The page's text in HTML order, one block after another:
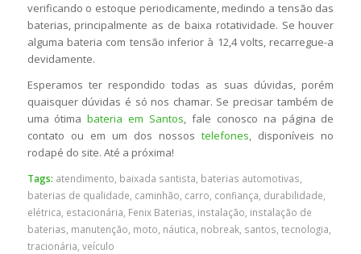
verificando o estoque periodicamente, medindo a tensão das
baterias, principalmente as de baixa rotatividade. Se houver
alguma bateria com tensão inferior à 12,4 volts, recarregue-a
devidamente.
Esperamos ter respondido todas as suas dúvidas, porém
quaisquer dúvidas é só nos chamar. Se precisar também de
uma ótimabateria em Santos, fale conosco na página de
contato ou em um dos nossostelefones, disponíveis no
rodapé do site. Até a próxima!
Tags: atendimento, baixada santista, baterias automotivas,
baterias de qualidade, caminhão, carro, confiança, durabilidade,
elétrica, estacionária, Fenix Baterias, instalação, instalação de
baterias, manutenção, moto, náutica, nobreak, santos, tecnologia,
tracionária, veículo